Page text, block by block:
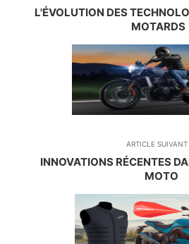
L'ÉVOLUTION DES
MOTARDS
ARTICLE SUIVANT
INNOVATIONS RÉCENTES
MOTO